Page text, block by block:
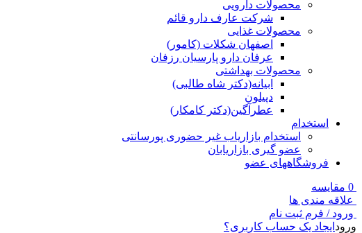
محصولات دارویی
شرکت عارف دارو قائم
محصولات غذایی
اصفهان شکلات (کامور)
عرفان دارو پارسیان رزفان
محصولات بهداشتی
ابیانه(دکتر شاه طالبی)
دپیلون
عطرآگین(دکتر کامکار)
استخدام
استخدام بازاریاب غیر حضوری پورسانتی
عضو گیری بازاریابان
فروشگاههای عضو
0 مقایسه
علاقه مندی ها
ورود / فرم ثبت نام
ورود ایجاد یک حساب کاربری؟